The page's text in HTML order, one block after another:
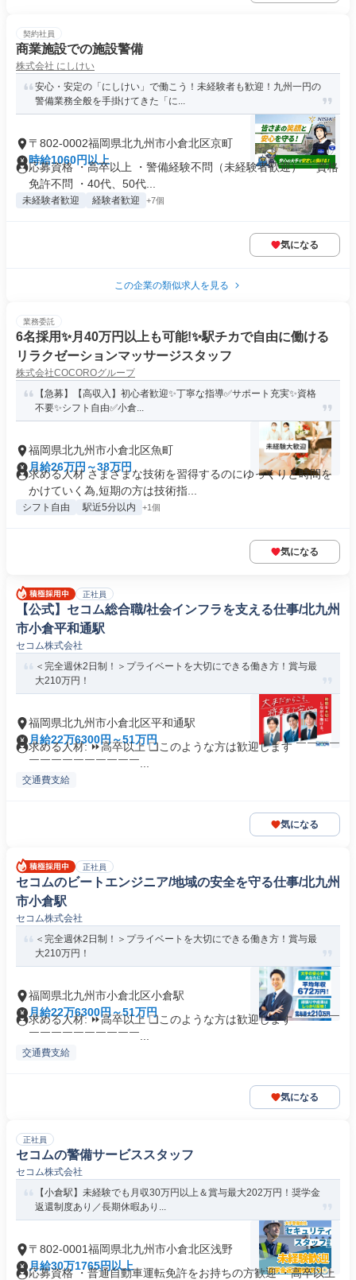
契約社員
商業施設での施設警備
株式会社 にしけい
安心・安定の「にしけい」で働こう！未経験者も歓迎！九州一円の
警備業務全般を手掛けてきた「に...
〒802-0002福岡県北九州市小倉北区京町
時給1060円以上
応募資格 ・高卒以上 ・警備経験不問（未経験者歓迎） ・資格
免許不問 ・40代、50代...
未経験者歓迎 経験者歓迎 +7個
気になる
この企業の類似求人を見る
業務委託
6名採用✨️月40万円以上も可能!✨️駅チカで自由に働ける
リラクゼーションマッサージスタッフ
株式会社COCOROグループ
【急募】【高収入】初心者歓迎✨️丁寧な指導✅サポート充実✨️資格
不要✨️シフト自由✅️小倉...
福岡県北九州市小倉北区魚町
月給26万円～38万円
求める人材 さまざまな技術を習得するのにゆっくりと時間を
かけていく為,短期の方は技術指...
シフト自由 駅近5分以内 +1個
気になる
正社員
【公式】セコム総合職/社会インフラを支える仕事/北九州
市小倉平和通駅
セコム株式会社
＜完全週休2日制！＞プライベートを大切にできる働き方！賞与最
大210万円！
福岡県北九州市小倉北区平和通駅
月給22万6300円～51万円
求める人材: ⏩高卒以上 ❏このような方は歓迎します ￣￣￣￣
￣￣￣￣￣￣￣￣￣￣...
交通費支給
気になる
正社員
セコムのビートエンジニア/地域の安全を守る仕事/北九州
市小倉駅
セコム株式会社
＜完全週休2日制！＞プライベートを大切にできる働き方！賞与最
大210万円！
福岡県北九州市小倉北区小倉駅
月給22万6300円～51万円
求める人材: ⏩高卒以上 ❏このような方は歓迎します ￣￣￣￣
￣￣￣￣￣￣￣￣￣￣...
交通費支給
気になる
正社員
セコムの警備サービススタッフ
セコム株式会社
【小倉駅】未経験でも月収30万円以上＆賞与最大202万円！奨学金
返還制度あり／長期休暇あり...
〒802-0001福岡県北九州市小倉北区浅野
月給30万1765円以上
応募資格 ・普通自動車運転免許をお持ちの方歓迎 ・高卒以上